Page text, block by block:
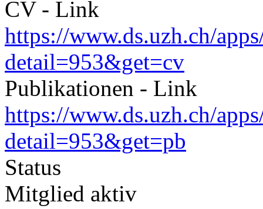
CV - Link
https://www.ds.uzh.ch/
detail=953&get=cv
Publikationen - Link
https://www.ds.uzh.ch/
detail=953&get=pb
Status
Mitglied aktiv